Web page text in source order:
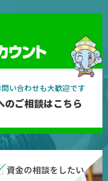
い合わせも大歓迎です
ご相談はこちら
資金の相談をしたい